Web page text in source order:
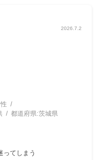
2026.7.2
都道府県:茨城県
ってしまう